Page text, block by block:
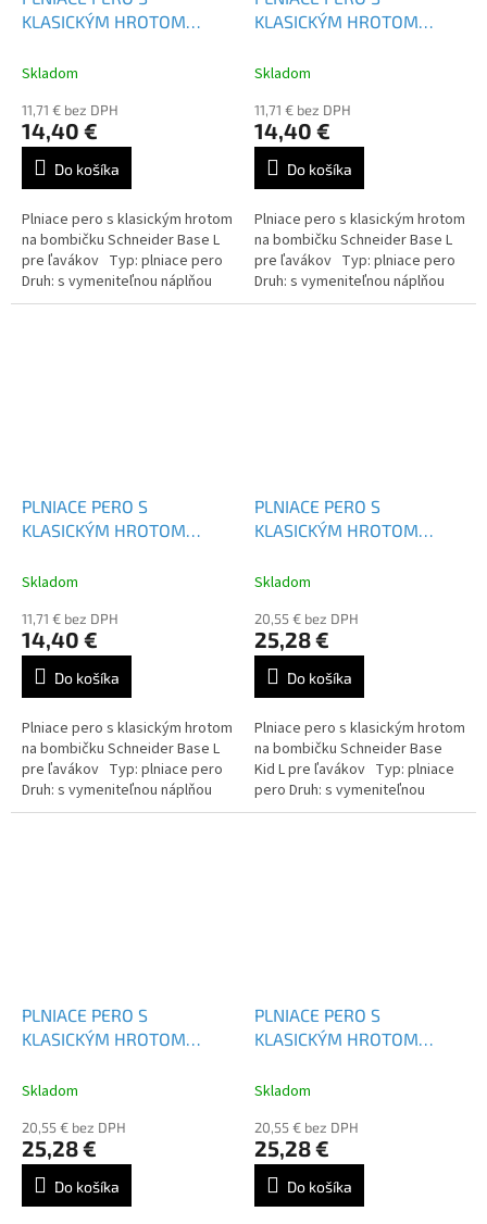
KLASICKÝM HROTOM
160423
Skladom
11,71 € bez DPH
14,40 €
Do košíka
Plniace pero s klasickým hrotom
na bombičku Schneider Base L
pre ľavákov Typ: plniace pero
Druh: s vymeniteľnou náplňou
Farba náplne: modrá
KLASICKÝM HROTOM
160423
Skladom
11,71 € bez DPH
14,40 €
Do košíka
Plniace pero s klasickým hrotom
na bombičku Schneider Base L
pre ľavákov Typ: plniace pero
Druh: s vymeniteľnou náplňou
Farba náplne: modrá
PLNIACE PERO S
KLASICKÝM HROTOM
160423
Skladom
11,71 € bez DPH
14,40 €
Do košíka
Plniace pero s klasickým hrotom
na bombičku Schneider Base L
pre ľavákov Typ: plniace pero
Druh: s vymeniteľnou náplňou
Farba náplne: modrá
PLNIACE PERO S
KLASICKÝM HROTOM
Skladom
20,55 € bez DPH
25,28 €
Do košíka
Plniace pero s klasickým hrotom
na bombičku Schneider Base
Kid L pre ľavákov Typ: plniace
pero Druh: s vymeniteľnou
náplňou Farba náplne: modrá
PLNIACE PERO S
KLASICKÝM HROTOM
Skladom
20,55 € bez DPH
25,28 €
Do košíka
PLNIACE PERO S
KLASICKÝM HROTOM
Skladom
20,55 € bez DPH
25,28 €
Do košíka